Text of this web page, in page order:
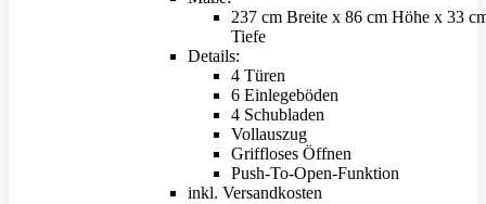
237 cm Breite x 86 cm Höhe x 33
Tiefe
Details:
4 Türen
6 Einlegeböden
4 Schubladen
Vollauszug
Griffloses Öffnen
Push-To-Open-Funktion
inkl. Versandkosten